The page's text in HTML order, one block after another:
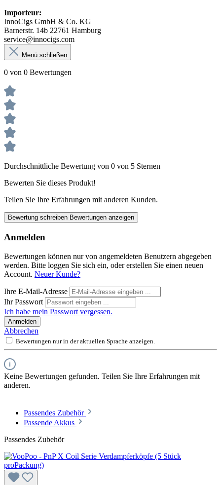
Importeur:
InnoCigs GmbH & Co. KG
Barnerstr. 14b 22761 Hamburg
service@innocigs.com
Menü schließen
0 von 0 Bewertungen
Durchschnittliche Bewertung von 0 von 5 Sternen
Bewerten Sie dieses Produkt!
Teilen Sie Ihre Erfahrungen mit anderen Kunden.
Bewertung schreiben Bewertungen anzeigen
Anmelden
Bewertungen können nur von angemeldeten Benutzern abgegeben
werden. Bitte loggen Sie sich ein, oder erstellen Sie einen neuen
Account. Neuer Kunde?
Ihre E-Mail-Adresse
Ihr Passwort
Ich habe mein Passwort vergessen.
Anmelden
Abbrechen
Bewertungen nur in der aktuellen Sprache anzeigen.
Keine Bewertungen gefunden. Teilen Sie Ihre Erfahrungen mit
anderen.
Passendes Zubehör
Passende Akkus
Passendes Zubehör